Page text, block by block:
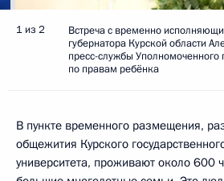
1 из 2
Встреча с временно
губернатора Курской области
пресс-службы
по правам ребёнка
В пункте временного размещения,
общежития Курского
университета, проживают около 600